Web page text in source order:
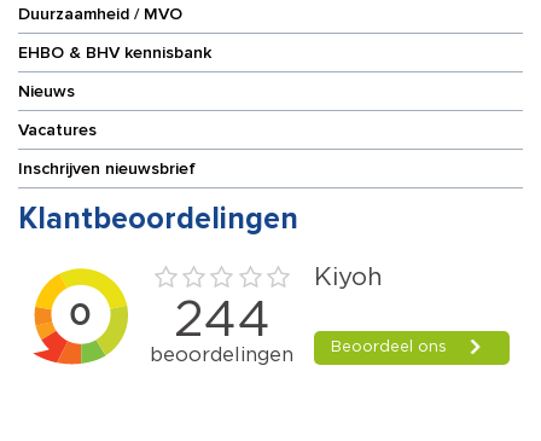
Duurzaamheid / MVO
EHBO & BHV kennisbank
Nieuws
Vacatures
Inschrijven nieuwsbrief
Klantbeoordelingen